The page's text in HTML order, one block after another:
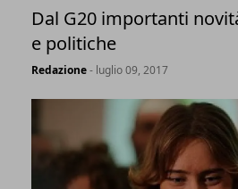
Dal G20 importanti
e politiche
Redazione- luglio 09, 2017